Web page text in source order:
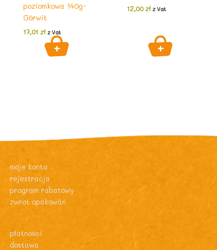
poziomkowa 140g-
Górwit
17,01 zł z Vat
12,00zł z Vat
moje konto
rejestracja
program rabatowy
zwrot opakowań
płatności
dostawa